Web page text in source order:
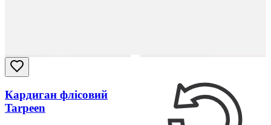
Кардиган флісовий
Tarpeen